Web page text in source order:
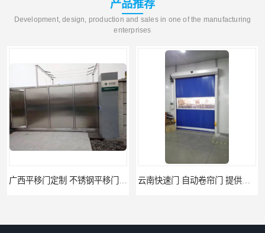
产品推荐
Development, design, production and sales in one of the manufacturing
enterprises
广西平移门定制 不锈钢平移门 别墅平移门 云南快速门 自动卷帘门 提供免费样品